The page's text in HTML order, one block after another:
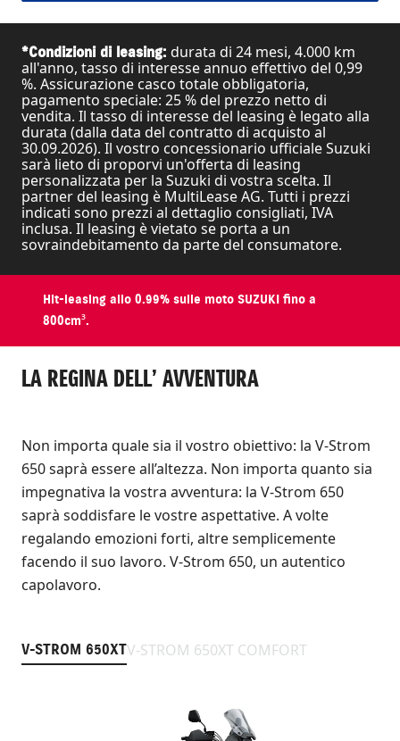
*Condizioni di leasing: durata di 24 mesi, 4.000 km
all'anno, tasso di interesse annuo effettivo del 0,99
%. Assicurazione casco totale obbligatoria,
pagamento speciale: 25 % del prezzo netto di
vendita. Il tasso di interesse del leasing è legato alla
durata (dalla data del contratto di acquisto al
30.09.2026). Il vostro concessionario ufficiale Suzuki
sarà lieto di proporvi un'offerta di leasing
personalizzata per la Suzuki di vostra scelta. Il
partner del leasing è MultiLease AG. Tutti i prezzi
indicati sono prezzi al dettaglio consigliati, IVA
inclusa. Il leasing è vietato se porta a un
sovraindebitamento da parte del consumatore.
Hit-leasing allo 0.99% sulle moto SUZUKI fino a
800cm³.
LA REGINA DELL’ AVVENTURA
Non importa quale sia il vostro obiettivo: la V-Strom
650 saprà essere all’altezza. Non importa quanto sia
impegnativa la vostra avventura: la V-Strom 650
saprà soddisfare le vostre aspettative. A volte
regalando emozioni forti, altre semplicemente
facendo il suo lavoro. V-Strom 650, un autentico
capolavoro.
V-STROM 650XTV-STROM 650XT COMFORT